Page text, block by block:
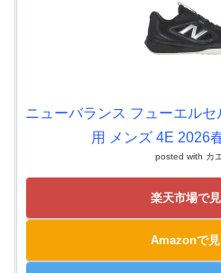
ニューバランス フューエル
用 メンズ 4E 2026
posted with カ
楽天市場で
Amazonで